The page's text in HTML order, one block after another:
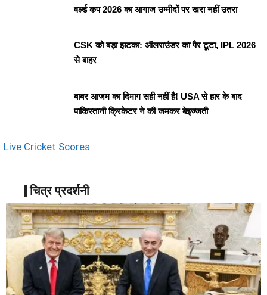
वर्ल्ड कप 2026 का आगाज उम्मीदों पर खरा नहीं उतरा
CSK को बड़ा झटका: ऑलराउंडर का पैर टूटा, IPL 2026
से बाहर
बाबर आजम का दिमाग सही नहीं है! USA से हार के बाद
पाकिस्तानी क्रिकेटर ने की जमकर बेइज्जती
Live Cricket Scores
चित्र प्रदर्शनी